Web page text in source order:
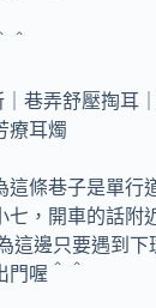
這條巷子是單行
七，開車的話附
這邊只要遇到下
喔＾＾